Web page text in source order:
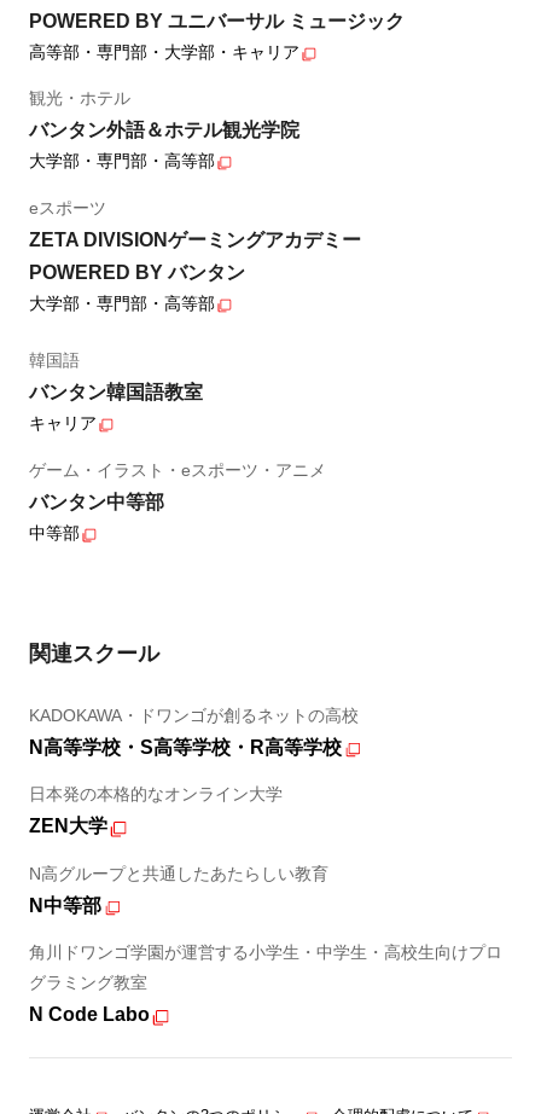
POWERED BY ユニバーサル ミュージック
高等部・専門部・大学部・キャリア
観光・ホテル
バンタン外語＆ホテル観光学院
大学部・専門部・高等部
eスポーツ
ZETA DIVISIONゲーミングアカデミー
POWERED BY バンタン
大学部・専門部・高等部
韓国語
バンタン韓国語教室
キャリア
ゲーム・イラスト・eスポーツ・アニメ
バンタン中等部
中等部
関連スクール
KADOKAWA・ドワンゴが創るネットの高校
N高等学校・S高等学校・R高等学校
日本発の本格的なオンライン大学
ZEN大学
N高グループと共通したあたらしい教育
N中等部
角川ドワンゴ学園が運営する小学生・中学生・高校生向けプロ
グラミング教室
N Code Labo